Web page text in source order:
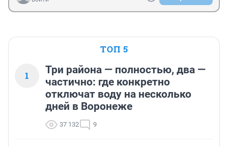
ТОП 5
1
Три района — полностью, два —
частично: где конкретно
отключат воду на несколько
дней в Воронеже
37 132 9